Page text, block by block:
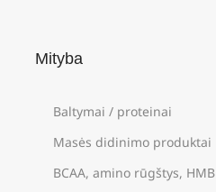
Mityba
Baltymai / proteinai
Masės didinimo produktai
BCAA, amino rūgštys, HMB